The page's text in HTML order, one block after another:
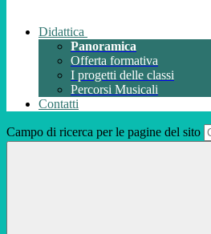
Didattica
Panoramica
Offerta formativa
I progetti delle classi
Percorsi Musicali
Contatti
Campo di ricerca per le pagine del sito